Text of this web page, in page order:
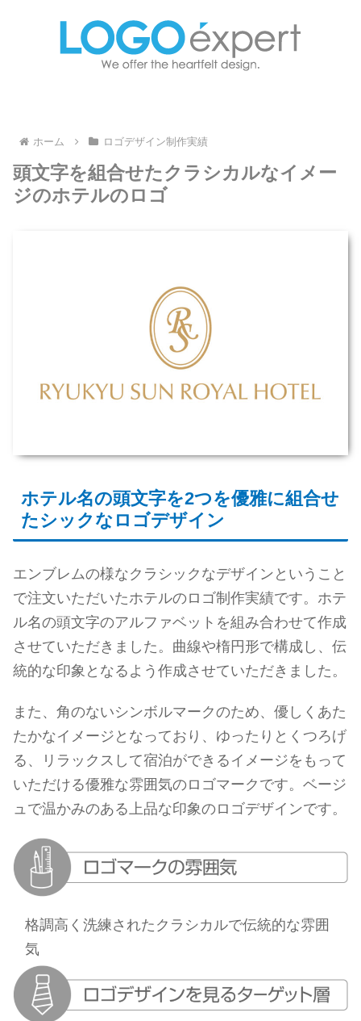
ホーム ロゴデザイン制作実績
頭文字を組合せたクラシカルなイメー
ジのホテルのロゴ
ホテル名の頭文字を2つを優雅に組合せ
たシックなロゴデザイン
エンブレムの様なクラシックなデザインということ
で注文いただいたホテルのロゴ制作実績です。ホテ
ル名の頭文字のアルファベットを組み合わせて作成
させていただきました。曲線や楕円形で構成し、伝
統的な印象となるよう作成させていただきました。
また、角のないシンボルマークのため、優しくあた
たかなイメージとなっており、ゆったりとくつろげ
る、リラックスして宿泊ができるイメージをもって
いただける優雅な雰囲気のロゴマークです。ベージ
ュで温かみのある上品な印象のロゴデザインです。
格調高く洗練されたクラシカルで伝統的な雰囲
気